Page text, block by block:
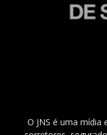
O JNS é uma mídia